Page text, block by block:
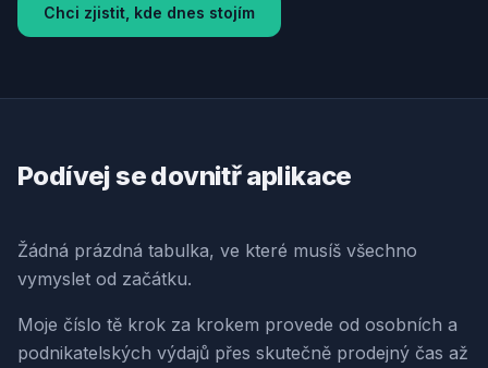
Chci zjistit, kde dnes stojím
Podívej se dovnitř aplikace
Žádná prázdná tabulka, ve které musíš všechno
vymyslet od začátku.
Moje číslo tě krok za krokem provede od osobních a
podnikatelských výdajů přes skutečně prodejný čas až